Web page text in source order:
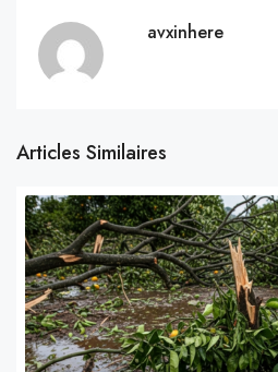
avxinhere
Articles Similaires